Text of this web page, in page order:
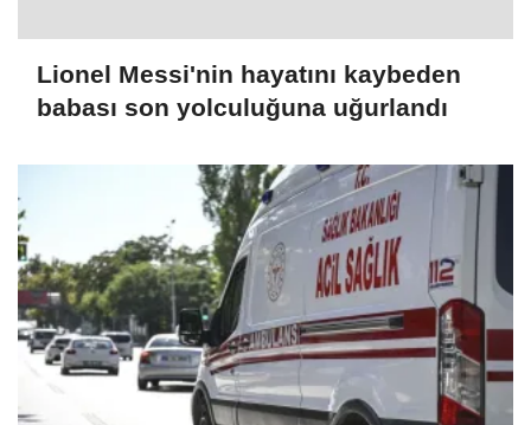
Lionel Messi'nin hayatını kaybeden
babası son yolculuğuna uğurlandı